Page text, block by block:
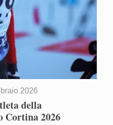
2026
della
Cortina 2026